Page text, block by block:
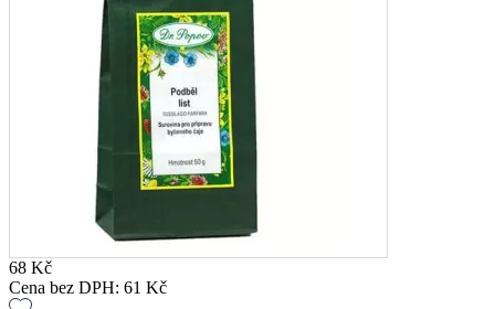
68 Kč
Cena bez DPH: 61 Kč